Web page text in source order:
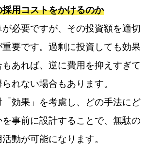
用コストをかけるのか
必要ですが、その投資額を適切
要です。過剰に投資しても効果
あれば、逆に費用を抑えすぎて
れない場合もあります。
「効果」を考慮し、どの手法にど
事前に設計することで、無駄の
動が可能になります。